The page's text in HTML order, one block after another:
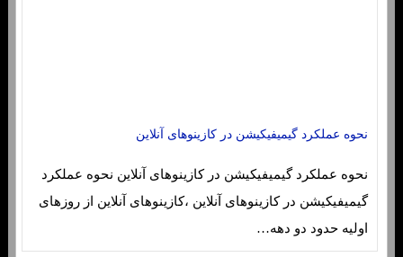
نحوه عملکرد گیمیفیکیشن در کازینوهای آنلاین
نحوه عملکرد گیمیفیکیشن در کازینوهای آنلاین نحوه عملکرد
گیمیفیکیشن در کازینوهای آنلاین ،کازینوهای آنلاین از روزهای
اولیه حدود دو دهه…